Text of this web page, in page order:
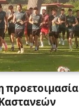
προετοιμασία